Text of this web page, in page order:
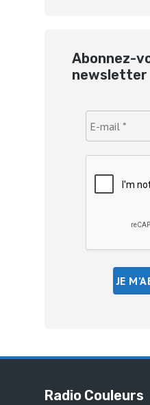
Abonnez-
newsletter
Radio Couleurs